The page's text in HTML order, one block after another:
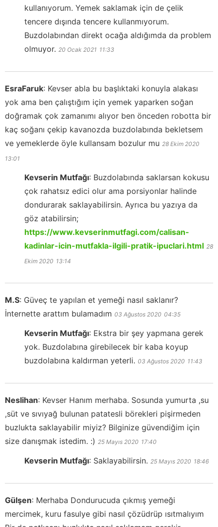
kullanıyorum. Yemek saklamak için de çelik
tencere dışında tencere kullanmıyorum.
Buzdolabından direkt ocağa aldığımda da problem
olmuyor. 20 Ocak 2021 11:33
EsraFaruk: Kevser abla bu başlıktaki konuyla alakası
yok ama ben çalıştığım için yemek yaparken soğan
doğramak çok zamanımı alıyor ben önceden robotta bir
kaç soğanı çekip kavanozda buzdolabında bekletsem
ve yemeklerde öyle kullansam bozulur mu 28 Ekim 2020
13:01
Kevserin Mutfağı: Buzdolabında saklarsan kokusu
çok rahatsız edici olur ama porsiyonlar halinde
dondurarak saklayabilirsin. Ayrıca bu yazıya da
göz atabilirsin;
https://www.kevserinmutfagi.com/calisan-
kadinlar-icin-mutfakla-ilgili-pratik-ipuclari.html 28
Ekim 2020 13:14
M.S: Güveç te yapılan et yemeği nasıl saklanır?
İnternette arattım bulamadım 03 Ağustos 2020 04:35
Kevserin Mutfağı: Ekstra bir şey yapmana gerek
yok. Buzdolabına girebilecek bir kaba koyup
buzdolabına kaldırman yeterli. 03 Ağustos 2020 11:43
Neslihan: Kevser Hanım merhaba. Sosunda yumurta ,su
,süt ve sıvıyağ bulunan patatesli börekleri pişirmeden
buzlukta saklayabilir miyiz? Bilginize güvendiğim için
size danışmak istedim. :) 25 Mayıs 2020 17:40
Kevserin Mutfağı: Saklayabilirsin. 25 Mayıs 2020 18:46
Gülşen: Merhaba Dondurucuda çıkmış yemeği
mercimek, kuru fasulye gibi nasıl çözüdrüp ısıtmalıyım